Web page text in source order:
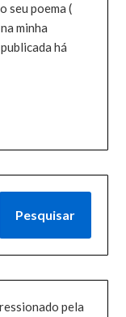
seu poema (
minha
há
Pesquisar
pela